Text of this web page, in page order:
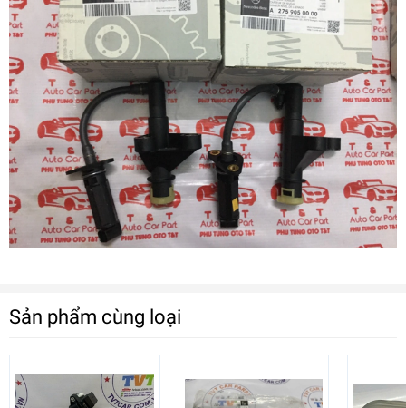
Sản phẩm cùng loại